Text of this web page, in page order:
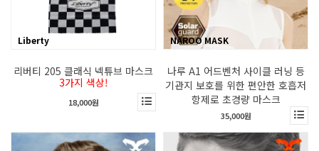
Liberty
리버티 205 클래식 넥튜브 마스크
3가지 색상!
18,000원
NAROO MASK
나루 A1 어드벤처 사이클 러닝 등
기관지 보호를 위한 편안한 호흡저
항제로 초경량 마스크
35,000원